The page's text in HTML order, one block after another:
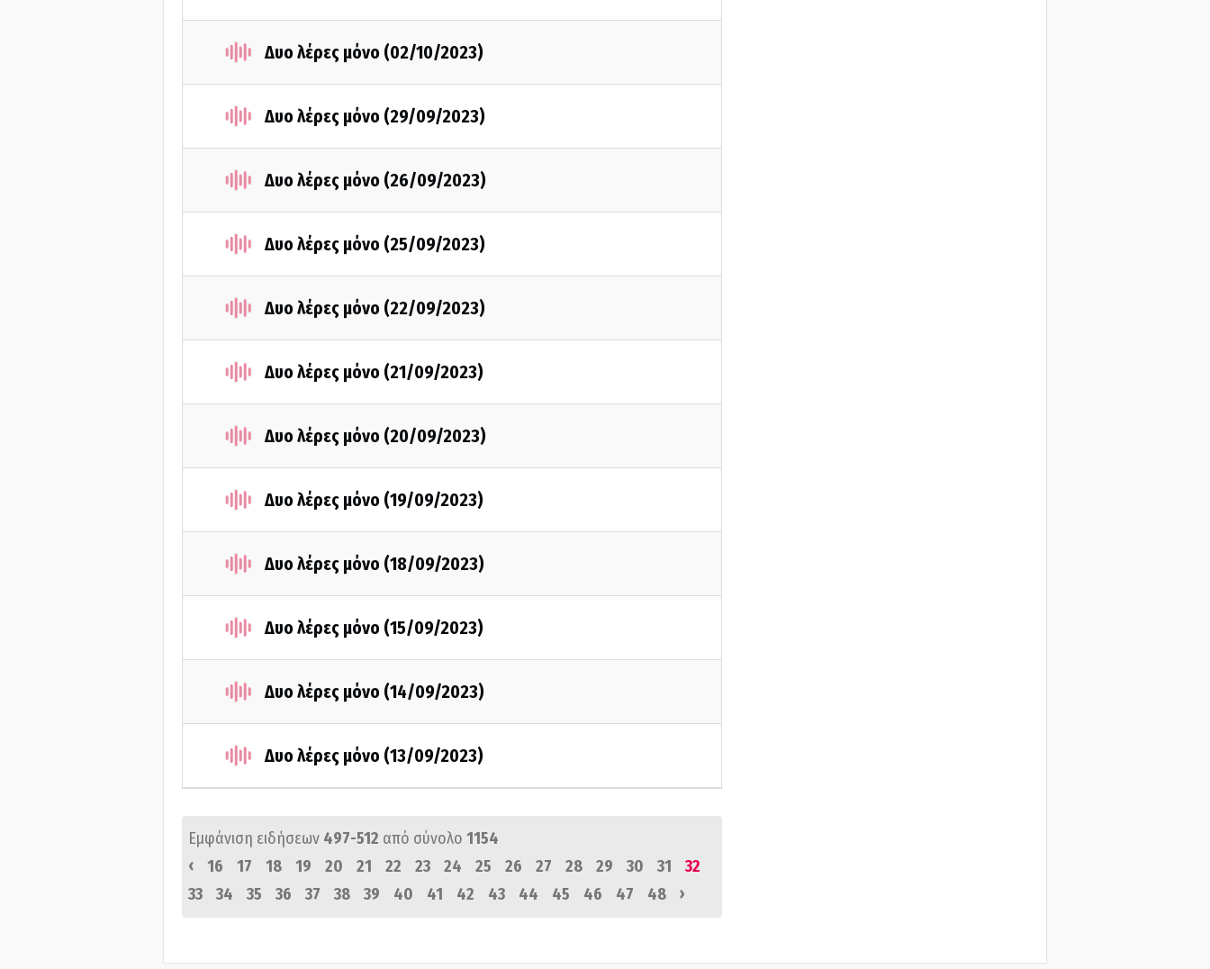
Δυο λέρες μόνο (02/10/2023)
Δυο λέρες μόνο (29/09/2023)
Δυο λέρες μόνο (26/09/2023)
Δυο λέρες μόνο (25/09/2023)
Δυο λέρες μόνο (22/09/2023)
Δυο λέρες μόνο (21/09/2023)
Δυο λέρες μόνο (20/09/2023)
Δυο λέρες μόνο (19/09/2023)
Δυο λέρες μόνο (18/09/2023)
Δυο λέρες μόνο (15/09/2023)
Δυο λέρες μόνο (14/09/2023)
Δυο λέρες μόνο (13/09/2023)
Εμφάνιση ειδήσεων 497-512 από σύνολο 1154
‹
16 17 18 19 20 21 22 23 24 25 26 27 28 29 30 31
32
33
34 35 36 37 38 39 40 41 42 43 44 45 46 47 48 ›